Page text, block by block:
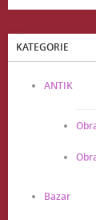
KATEGORIE
ANTIK
Bazar